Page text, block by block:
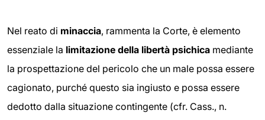
Nel reato di minaccia, rammenta la Corte, è elemento
essenziale la limitazione della libertà psichica mediante
la prospettazione del pericolo che un male possa essere
cagionato, purché questo sia ingiusto e possa essere
dedotto dalla situazione contingente (cfr. Cass., n.